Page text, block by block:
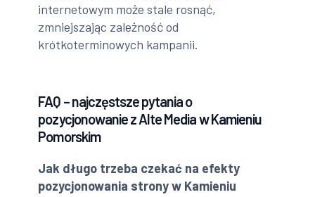
internetowym może stale rosnąć,
zmniejszając zależność od
krótkoterminowych kampanii.
FAQ – najczęstsze pytania o
pozycjonowanie z Alte Media w Kamieniu
Pomorskim
Jak długo trzeba czekać na efekty
pozycjonowania strony w Kamieniu